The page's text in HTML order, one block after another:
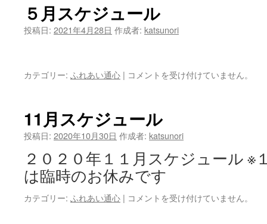
ケ
ジ
は
５月スケジュール
投稿日: 2021年4月28日 作成者: katsunori
カテゴリー: ふれあい通心 | ５
ジ
ュ
は
コメントを受け付けていません。
11月スケジュール
投稿日: 2020年10月30日 作成者: katsunori
２０２０年１１月スケジュール ※
は臨時のお休みです
カテゴリー: ふれあい通心 | 11
コメントを受け付けていません。